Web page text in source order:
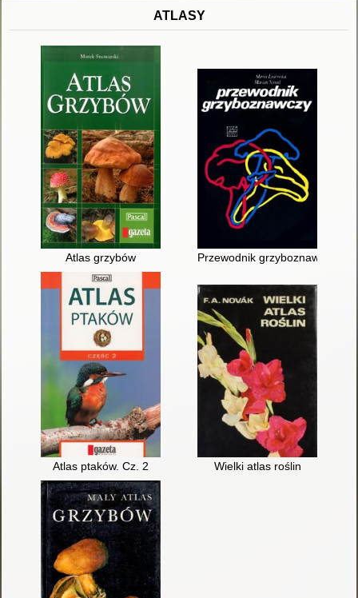
ATLASY
Atlas grzybów Przewodnik grzyboznawczy
Atlas ptaków. Cz. 2 Wielki atlas roślin